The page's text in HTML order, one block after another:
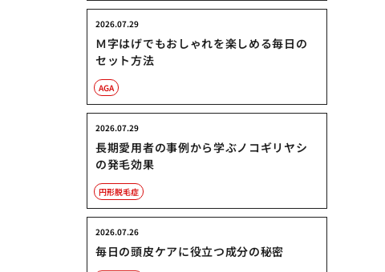
Ｍ字はげでもおしゃれを楽しめる毎日の
セット方法
2026.07.29
AGA
長期愛用者の事例から学ぶノコギリヤシ
の発毛効果
2026.07.29
円形脱毛症
毎日の頭皮ケアに役立つ成分の秘密
2026.07.26